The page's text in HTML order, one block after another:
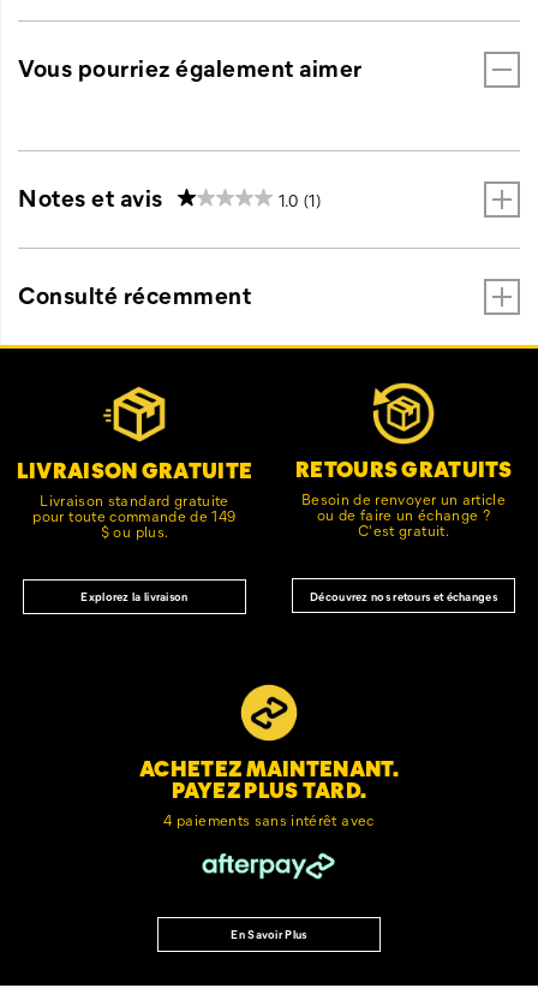
Vous pourriez également aimer
Notes et avis 1.0 (1)
Consulté récemment
Liens
pageLIVRAISON GRATUITE
Livraison standard gratuite
pour toute commande de 149
$ ou plus.
Explorez la livraison
RETOURS GRATUITS
Besoin de renvoyer un article
ou de faire un échange ?
C'est gratuit.
Découvrez nos retours et échanges
ACHETEZ MAINTENANT.
PAYEZ PLUS TARD.
4 paiements sans intérêt avec
En Savoir Plus